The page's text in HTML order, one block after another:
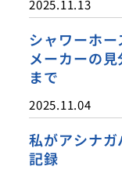
2025.11.13
シャワーホ
メーカーの
まで
2025.11.04
私がアシナ
記録